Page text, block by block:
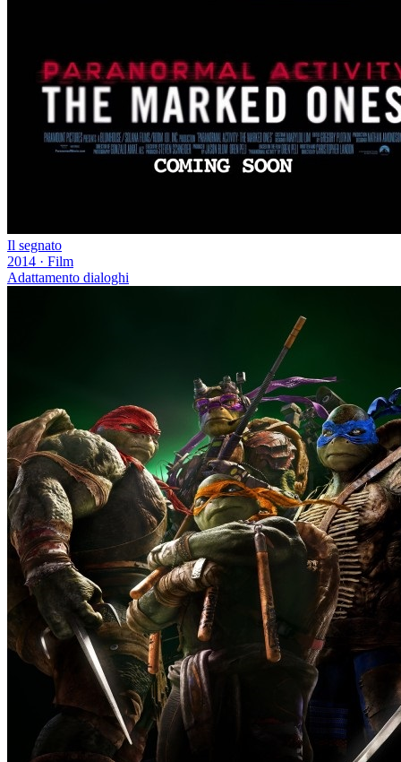
Il segnato
2014 · Film
Adattamento dialoghi